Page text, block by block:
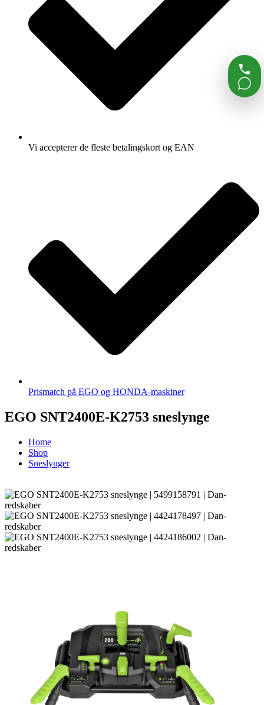
Vi accepterer de fleste betalingskort og EAN
Prismatch på EGO og HONDA-maskiner
EGO SNT2400E-K2753 sneslynge
Home
Shop
Sneslynger